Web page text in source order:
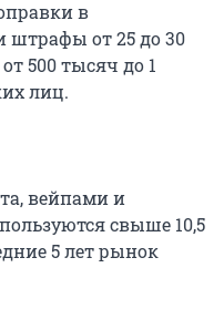
в
штрафы от 25 до 30
500 тысяч до 1
лиц.
вейпами и
свыше 10,5
5 лет рынок